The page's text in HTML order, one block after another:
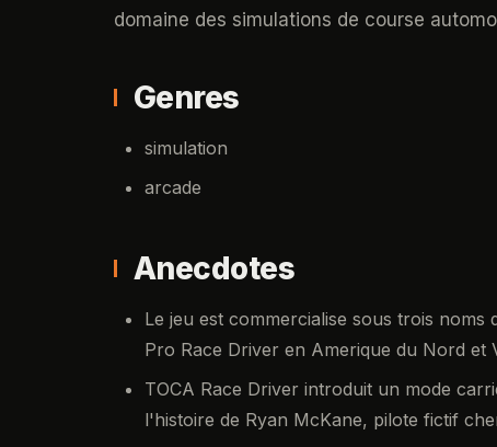
domaine des simulations de course
Genres
simulation
arcade
Anecdotes
Le jeu est commercialise sous trois
Pro Race Driver en Amerique du Nord
TOCA Race Driver introduit un mode
l'histoire de Ryan McKane, pilote fictif